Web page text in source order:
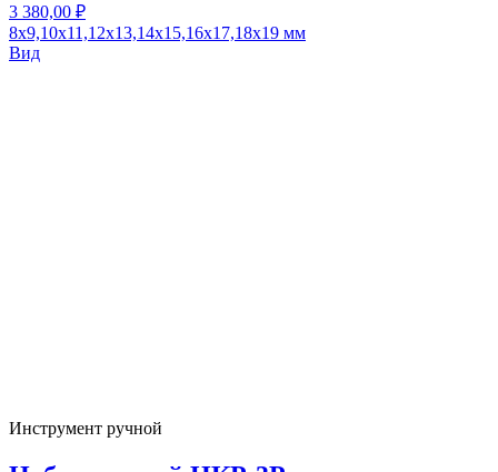
3 380,00 ₽
8х9,10х11,12х13,14х15,16х17,18х19 мм
Вид
Инструмент ручной